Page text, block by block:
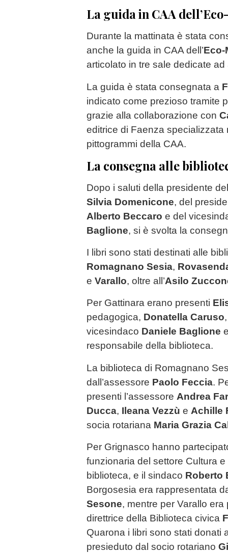
La guida in CAA
Durante la mattinata è stata
anche la guida in CAA dell’Eco-
articolato in tre sale dedicate
La guida è stata consegnata a
indicato come prezioso tramite
grazie alla collaborazione con
editrice di Faenza specializzata
pittogrammi della CAA.
La consegna alle
Dopo i saluti della presidente
Silvia Domenicone, del
Alberto Beccaro e del
Baglione, si è svolta la
I libri sono stati destinati alle
Romagnano Sesia,
e Varallo, oltre all’Asilo
Per Gattinara erano presenti
pedagogica, Donatella Caruso
vicesindaco Daniele Baglione
responsabile della biblioteca.
La biblioteca di Romagnano
dall’assessore Paolo Feccia.
presenti l’assessore Andrea
Ducca, Ileana Vezzù e Achille
socia rotariana Maria Grazia
Per Grignasco hanno
funzionaria del settore Cultura
biblioteca, e il sindaco Roberto
Borgosesia era rappresentata
Sesone, mentre per Varallo
direttrice della Biblioteca civica
Quarona i libri sono stati donati
presieduto dal socio rotariano